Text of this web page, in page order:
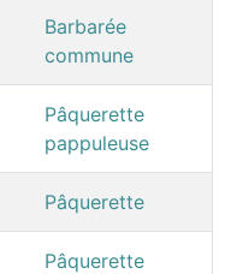
Barbarée
commune
Pâquerette
pappuleuse
Pâquerette
Pâquerette